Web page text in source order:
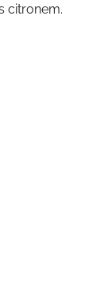
citronem.